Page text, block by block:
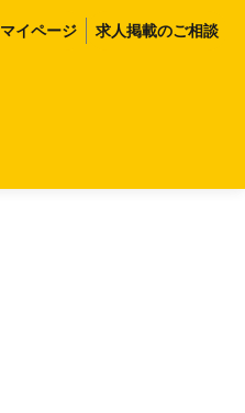
マイページ 求人掲載のご相談